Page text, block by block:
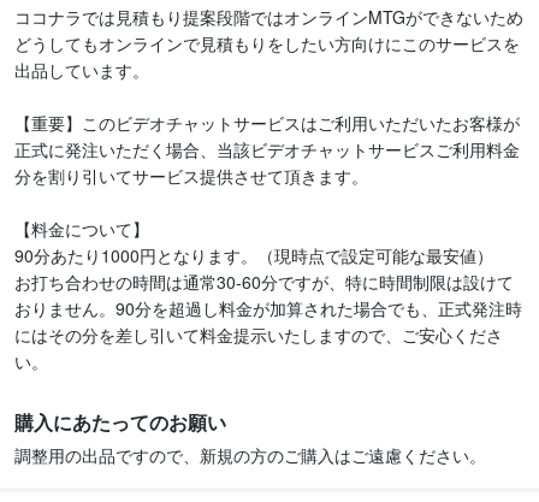
ココナラでは見積もり提案段階ではオンラインMTGができないため
どうしてもオンラインで見積もりをしたい方向けにこのサービスを
出品しています。
【重要】このビデオチャットサービスはご利用いただいたお客様が
正式に発注いただく場合、当該ビデオチャットサービスご利用料金
分を割り引いてサービス提供させて頂きます。
【料金について】
90分あたり1000円となります。（現時点で設定可能な最安値）
お打ち合わせの時間は通常30-60分ですが、特に時間制限は設けて
おりません。90分を超過し料金が加算された場合でも、正式発注時
にはその分を差し引いて料金提示いたしますので、ご安心くださ
購入にあたってのお願い
調整用の出品ですので、新規の方のご購入はご遠慮ください。